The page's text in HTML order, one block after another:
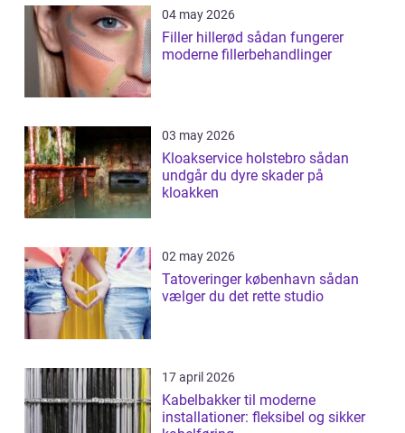
04 may 2026
Filler hillerød sådan fungerer
moderne fillerbehandlinger
03 may 2026
Kloakservice holstebro sådan
undgår du dyre skader på
kloakken
02 may 2026
Tatoveringer københavn sådan
vælger du det rette studio
17 april 2026
Kabelbakker til moderne
installationer: fleksibel og sikker